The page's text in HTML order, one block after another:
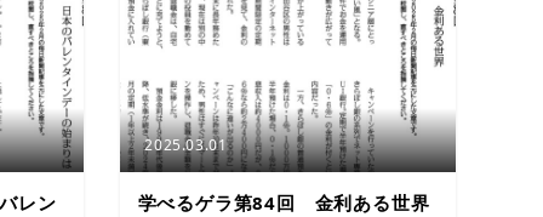
レン
2025.03.01
学べるゲラ第84回 金利ある世界